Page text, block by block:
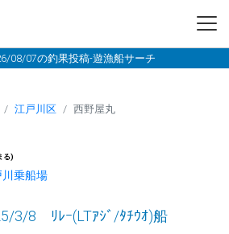
08/07の釣果投稿-遊漁船サーチ
江戸川区 西野屋丸
る)
乗船場
3/8 ﾘﾚｰ(LTｱｼﾞ/ﾀﾁｳｵ)船